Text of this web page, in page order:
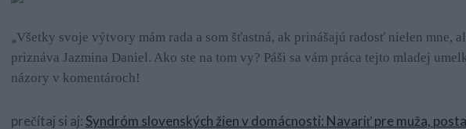
„Všetky svoje výtvory mám rada a som šťastná, ak prinášajú radosť nielen mne,
priznáva Jazmina Daniel. Ako ste na tom vy? Páši sa vám práca tejto mladej
názory v komentároch!
prečítaj si aj: Syndróm slovenských žien v domácnosti: Navariť pre muža,